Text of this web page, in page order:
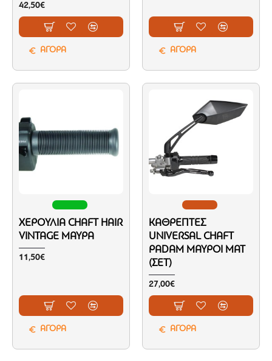
42,50€
ΑΓΟΡΑ ΑΓΟΡΑ
ΧΕΡΟΎΛΙΑ CHAFT HAIR
VINTAGE ΜΑΎΡΑ
11,50€
ΑΓΟΡΑ
ΚΑΘΡΈΠΤΕΣ
UNIVERSAL CHAFT
PADAM ΜΑΎΡΟΙ ΜΑΤ
(ΣΕΤ)
27,00€
ΑΓΟΡΑ